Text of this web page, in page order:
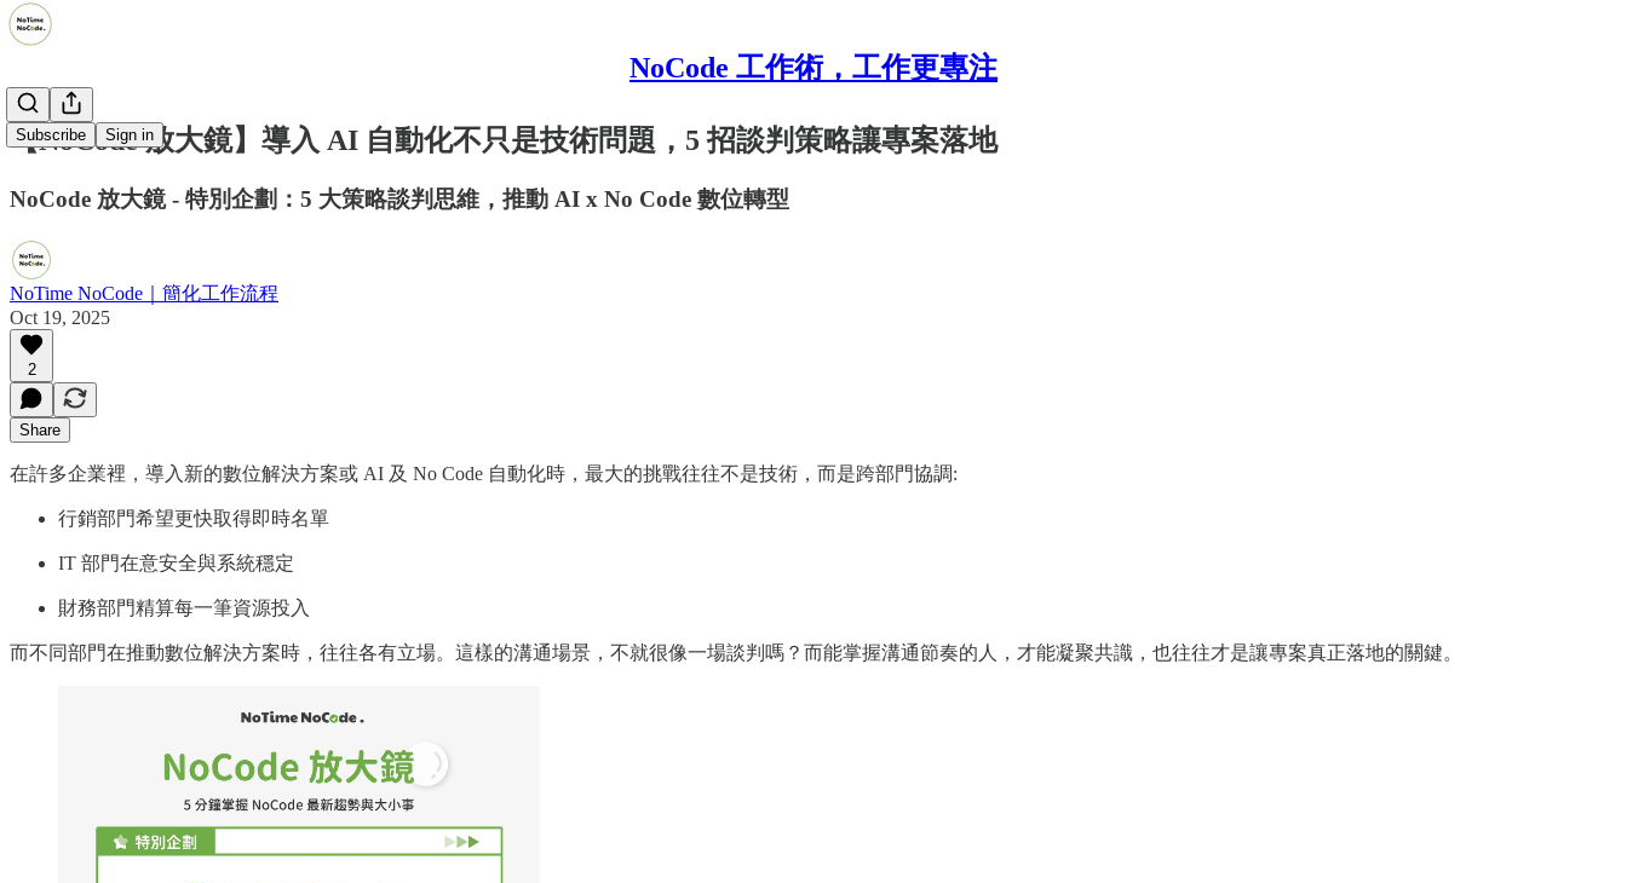
NoCode 工作術，工作更專注
Subscribe Sign in
【NoCode 放大鏡】導入 AI 自動化不只是技術問題，5 招談判策略讓專案落地
NoCode 放大鏡 - 特別企劃：5 大策略談判思維，推動 AI x No Code 數位轉型
NoTime NoCode｜簡化工作流程
Oct 19, 2025
2
Share
在許多企業裡，導入新的數位解決方案或 AI 及 No Code 自動化時，最大的挑戰往往不是技術，而是跨部門協調:
行銷部門希望更快取得即時名單
IT 部門在意安全與系統穩定
財務部門精算每一筆資源投入
而不同部門在推動數位解決方案時，往往各有立場。這樣的溝通場景，不就很像一場談判嗎？而能掌握溝通節奏的人，才能凝聚共識，也往往才是讓專案真正落地的關鍵。